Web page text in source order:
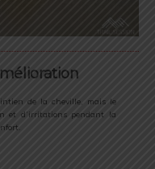
de la cheville, mais le
et d’irritations pendant la